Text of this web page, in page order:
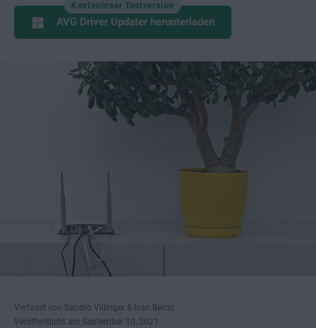
Kostenloser Testversion
AVG Driver Updater herunterladen
Verfasst von Sandro Villinger & Ivan Belcic
Veröffentlicht am September 10, 2021